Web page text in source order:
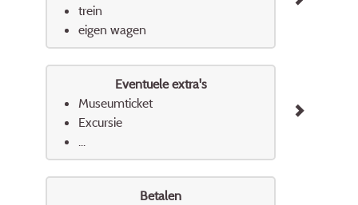
trein
eigen wagen
Eventuele extra's
Museumticket
Excursie
Betalen